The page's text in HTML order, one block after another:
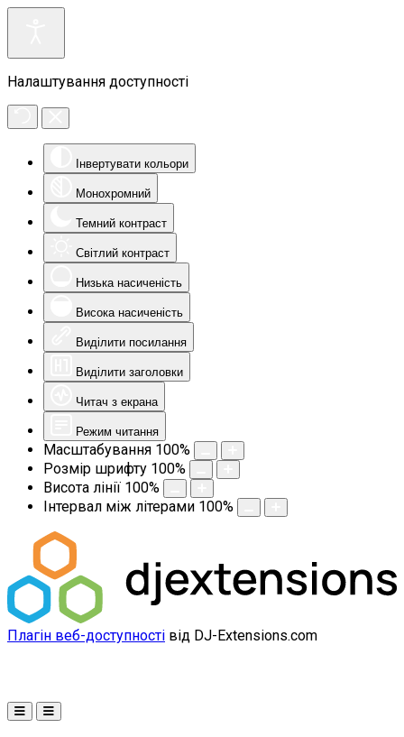
Налаштування доступності
Інвертувати кольори
Монохромний
Темний контраст
Світлий контраст
Низька насиченість
Висока насиченість
Виділити посилання
Виділити заголовки
Читач з екрана
Режим читання
Масштабування 100%
Розмір шрифту 100%
Висота лінії 100%
Інтервал між літерами 100%
Плагін веб-доступності від DJ-Extensions.com